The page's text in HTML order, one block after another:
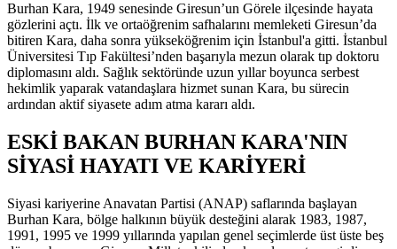
Burhan Kara, 1949 senesinde Giresun’un Görele ilçesinde hayata
gözlerini açtı. İlk ve ortaöğrenim safhalarını memleketi Giresun’da
bitiren Kara, daha sonra yükseköğrenim için İstanbul'a gitti. İstanbul
Üniversitesi Tıp Fakültesi’nden başarıyla mezun olarak tıp doktoru
diplomasını aldı. Sağlık sektöründe uzun yıllar boyunca serbest
hekimlik yaparak vatandaşlara hizmet sunan Kara, bu sürecin
ardından aktif siyasete adım atma kararı aldı.
ESKİ BAKAN BURHAN KARA'NIN
SİYASİ HAYATI VE KARİYERİ
Siyasi kariyerine Anavatan Partisi (ANAP) saflarında başlayan
Burhan Kara, bölge halkının büyük desteğini alarak 1983, 1987,
1991, 1995 ve 1999 yıllarında yapılan genel seçimlerde üst üste beş